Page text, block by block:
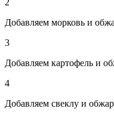
2
Добавляем морковь и
3
Добавляем картофель и
4
Добавляем свеклу и